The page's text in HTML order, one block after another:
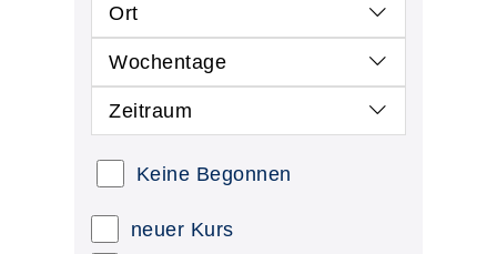
Ort
Wochentage
Zeitraum
Keine Begonnen
neuer Kurs